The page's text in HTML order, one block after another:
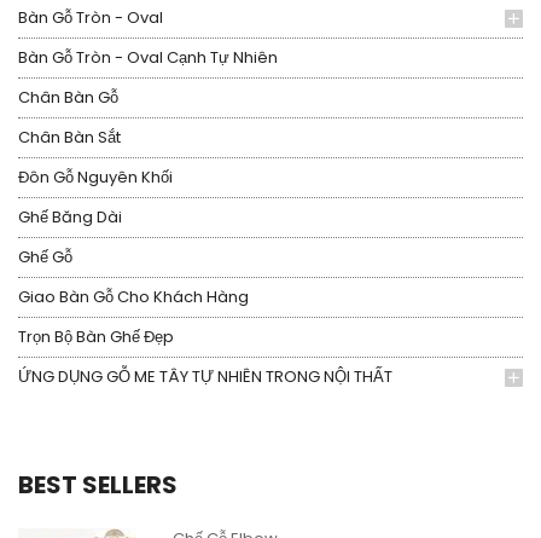
Bàn Gỗ Tròn - Oval
Bàn Gỗ Tròn - Oval Cạnh Tự Nhiên
Chân Bàn Gỗ
Chân Bàn Sắt
Đôn Gỗ Nguyên Khối
Ghế Băng Dài
Ghế Gỗ
Giao Bàn Gỗ Cho Khách Hàng
Trọn Bộ Bàn Ghế Đẹp
ỨNG DỤNG GỖ ME TÂY TỰ NHIÊN TRONG NỘI THẤT
BEST SELLERS